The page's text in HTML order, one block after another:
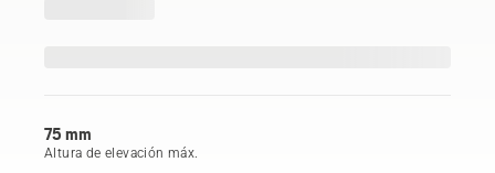
75 mm
Altura de elevación máx.